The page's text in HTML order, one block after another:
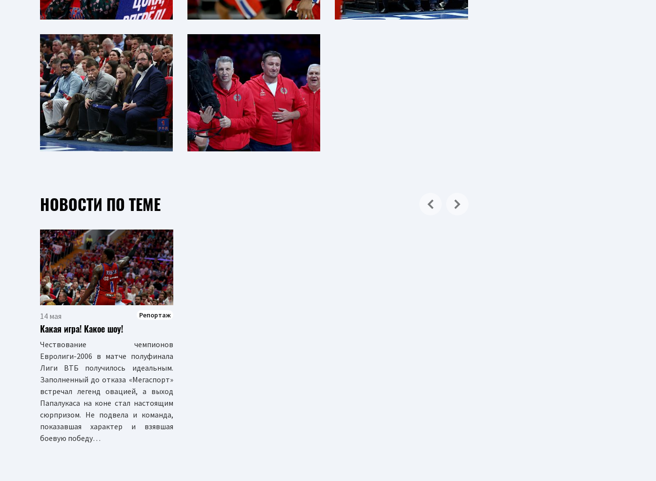
НОВОСТИ ПО ТЕМЕ
14 мая Репортаж
Какая игра! Какое шоу!
Чествование чемпионов
Евролиги-2006 в матче полуфинала
Лиги ВТБ получилось идеальным.
Заполненный до отказа «Мегаспорт»
встречал легенд овацией, а выход
Папалукаса на коне стал настоящим
сюрпризом. Не подвела и команда,
показавшая характер и взявшая
боевую победу…